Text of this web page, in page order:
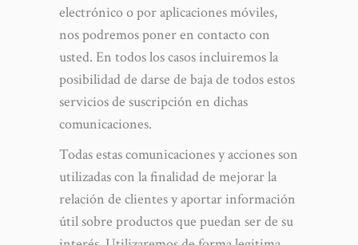
electrónico o por aplicaciones móviles,
nos podremos poner en contacto con
usted. En todos los casos incluiremos la
posibilidad de darse de baja de todos estos
servicios de suscripción en dichas
comunicaciones.
Todas estas comunicaciones y acciones son
utilizadas con la finalidad de mejorar la
relación de clientes y aportar información
útil sobre productos que puedan ser de su